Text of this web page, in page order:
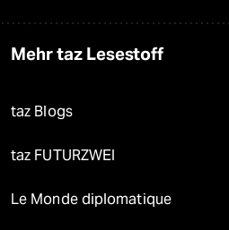
Mehr taz Lesestoff
taz Blogs
taz FUTURZWEI
Le Monde diplomatique